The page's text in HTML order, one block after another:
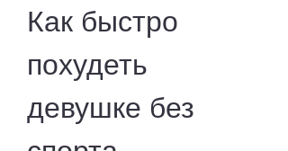
Как быстро
похудеть
девушке без